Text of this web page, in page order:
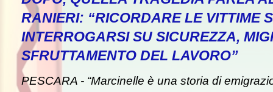
RANIERI: “RICORDARE LE VITTIME
INTERROGARSI SU SICUREZZA,
SFRUTTAMENTO DEL LAVORO”
PESCARA - “Marcinelle è una storia di